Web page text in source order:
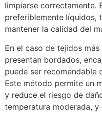
limpiarse correctamente.
preferiblemente líquidos,
mantener la calidad del
En el caso de tejidos
presentan bordados,
puede ser recomendable
Este método permite un
y reduce el riesgo de
temperatura moderada,